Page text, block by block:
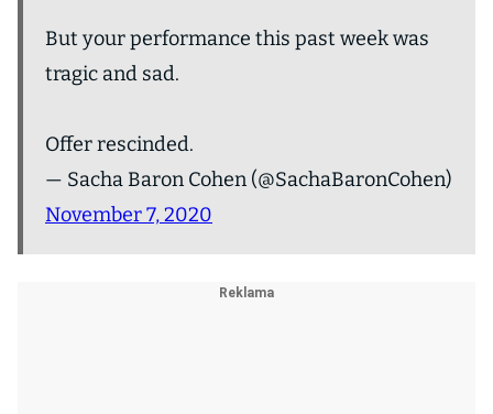
But your performance this past week was
tragic and sad.
Offer rescinded.
— Sacha Baron Cohen (@SachaBaronCohen)
November 7, 2020